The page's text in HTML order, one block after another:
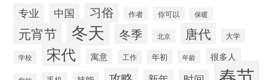
专业 中国 习俗 作者 你可以 保暖
元宵节 冬天 冬季 北京 唐代 大学
学校 宋代 寓意 工作 年初 年龄 很多人